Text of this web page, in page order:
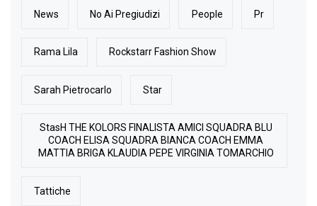
News No Ai Pregiudizi People Pr
Rama Lila Rockstarr Fashion Show
Sarah Pietrocarlo Star
StasH THE KOLORS FINALISTA AMICI SQUADRA BLU
COACH ELISA SQUADRA BIANCA COACH EMMA
MATTIA BRIGA KLAUDIA PEPE VIRGINIA TOMARCHIO
Tattiche